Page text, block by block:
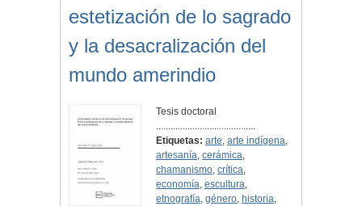
estetización de lo sagrado
y la desacralización del
mundo amerindio
Tesis doctoral
.........................................
Etiquetas: arte,arte indígena,
artesanía,cerámica,
chamanismo,crítica,
economía,escultura,
etnografía,género, historia,